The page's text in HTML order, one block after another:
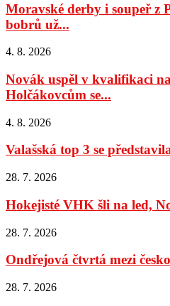
Moravské derby i soupeř z
bobrů už...
4. 8. 2026
Novák uspěl v kvalifikaci
Holčákovcům se...
4. 8. 2026
Valašská top 3 se
28. 7. 2026
Hokejisté VHK šli na led,
28. 7. 2026
Ondřejová čtvrtá mezi
28. 7. 2026